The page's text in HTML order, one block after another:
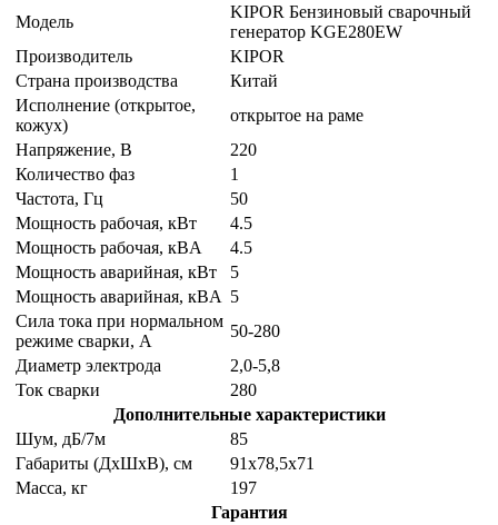
Модель
KIPOR Бензиновый сварочный
генератор KGE280EW
Производитель
KIPOR
Страна производства
Китай
Исполнение (открытое,
кожух)
открытое на раме
Напряжение, B
220
Количество фаз
1
Частота, Гц
50
Мощность рабочая, кВт
4.5
Мощность рабочая, кВA
4.5
Мощность аварийная, кВт
5
Мощность аварийная, кВA 5
Сила тока при нормальном
режиме сварки, А
50-280
Диаметр электрода
2,0-5,8
Ток сварки
280
Дополнительные характеристики
Шум, дБ/7м
85
Габариты (ДхШхВ), см
91х78,5х71
Масса, кг
197
Гарантия